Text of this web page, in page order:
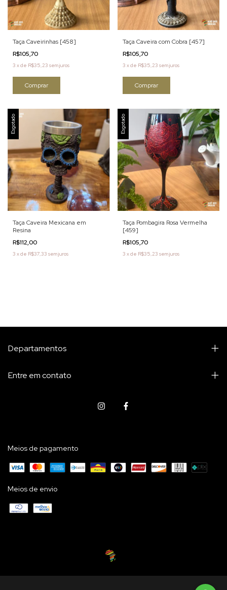
Taça Caveirinhas [458]
R$105,70
3 xde R$35,23 sem juros
Taça Caveira com Cobra [457]
R$105,70
3 xde R$35,23 sem juros
Esgotado
Taça Caveira Mexicana em
Resina
R$112,00
3 xde R$37,33 sem juros
Esgotado
Taça Pombagira Rosa Vermelha
[459]
R$105,70
3 xde R$35,23 sem juros
Departamentos
Entre em contato
Meios de pagamento
Meios de envio